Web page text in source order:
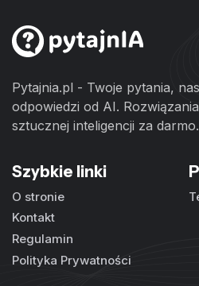
Pytajnia.pl - Twoje pytania,
odpowiedzi od AI.
sztucznej inteligencji za darmo.
Szybkie linki
O stronie
Kontakt
Regulamin
Polityka Prywatności